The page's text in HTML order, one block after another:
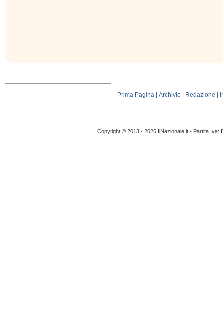
Prima Pagina |Archivio | Redazione |
Copyright © 2013 - 2026 IlNazionale.it - Partita Iva: